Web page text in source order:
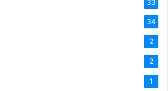
33
34
2
2
1